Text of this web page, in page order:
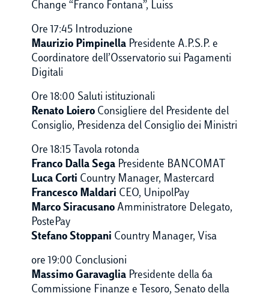
Change “Franco Fontana”, Luiss
Ore 17:45 Introduzione
Maurizio Pimpinella Presidente A.P.S.P. e
Coordinatore dell’Osservatorio sui Pagamenti
Digitali
Ore 18:00 Saluti istituzionali
Renato Loiero Consigliere del Presidente del
Consiglio, Presidenza del Consiglio dei Ministri
Ore 18:15 Tavola rotonda
Franco Dalla Sega Presidente BANCOMAT
Luca Corti Country Manager, Mastercard
Francesco Maldari CEO, UnipolPay
Marco Siracusano Amministratore Delegato,
PostePay
Stefano Stoppani Country Manager, Visa
ore 19:00 Conclusioni
Massimo Garavaglia Presidente della 6a
Commissione Finanze e Tesoro, Senato della